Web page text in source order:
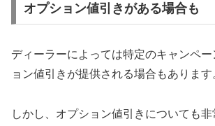
オプション値引きがある場合も
ディーラーによっては特定のキャンペ
ョン値引きが提供される場合もあります
しかし、オプション値引きについても